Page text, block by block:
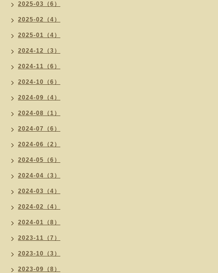
2025-03（6）
2025-02（4）
2025-01（4）
2024-12（3）
2024-11（6）
2024-10（6）
2024-09（4）
2024-08（1）
2024-07（6）
2024-06（2）
2024-05（6）
2024-04（3）
2024-03（4）
2024-02（4）
2024-01（8）
2023-11（7）
2023-10（3）
2023-09（8）